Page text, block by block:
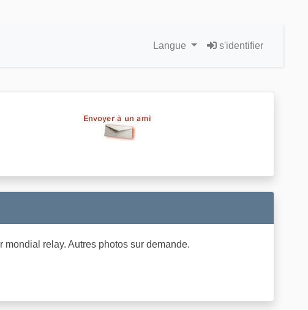
Langue s'identifier
relay. Autres photos sur demande.